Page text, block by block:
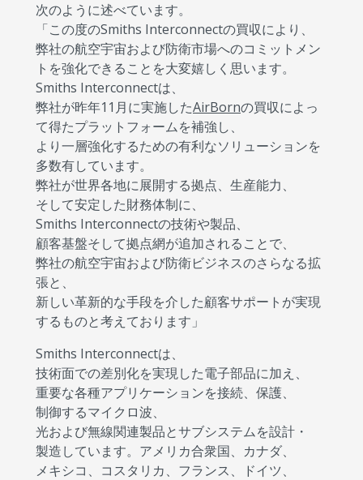
次のように述べています。
「この度のSmiths Interconnectの買収により、
弊社の航空宇宙および防衛市場へのコミットメン
トを強化できることを大変嬉しく思います。
Smiths Interconnectは、
弊社が昨年11月に実施したAirBornの買収によっ
て得たプラットフォームを補強し、
より一層強化するための有利なソリューションを
多数有しています。
弊社が世界各地に展開する拠点、生産能力、
そして安定した財務体制に、
Smiths Interconnectの技術や製品、
顧客基盤そして拠点網が追加されることで、
弊社の航空宇宙および防衛ビジネスのさらなる拡
張と、
新しい革新的な手段を介した顧客サポートが実現
するものと考えております」
Smiths Interconnectは、
技術面での差別化を実現した電子部品に加え、
重要な各種アプリケーションを接続、保護、
制御するマイクロ波、
光および無線関連製品とサブシステムを設計・
製造しています。アメリカ合衆国、カナダ、
メキシコ、コスタリカ、フランス、ドイツ、